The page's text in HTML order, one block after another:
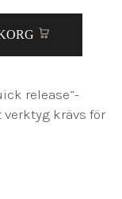
release”-
krävs för